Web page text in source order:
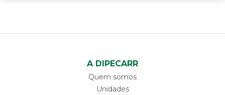
A DIPECARR
Quem somos
Unidades